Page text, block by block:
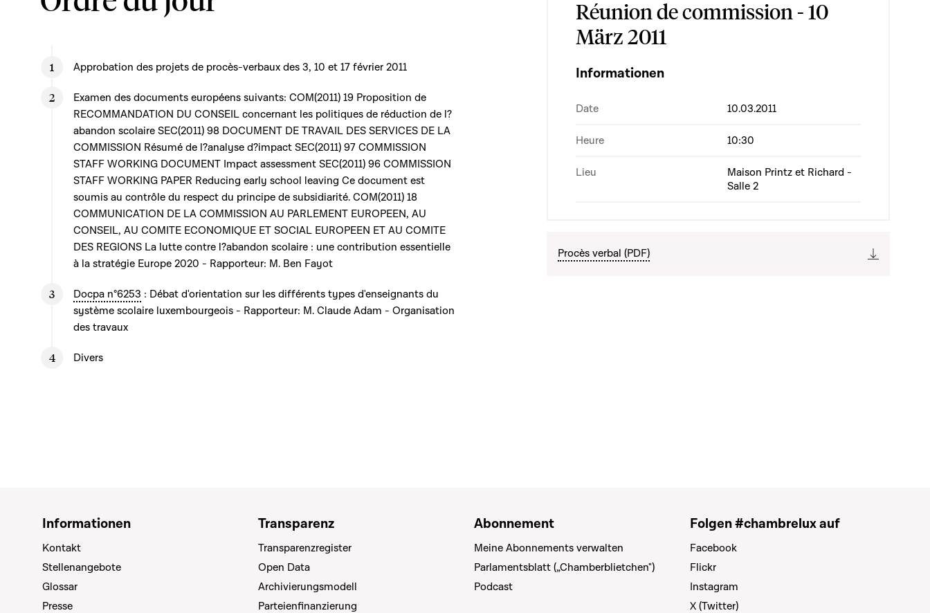
Approbation des projets de procès-verbaux des 3, 10 et 17 février 2011
Examen des documents européens suivants: COM(2011) 19 Proposition de
RECOMMANDATION DU CONSEIL concernant les politiques de réduction de l?
abandon scolaire SEC(2011) 98 DOCUMENT DE TRAVAIL DES SERVICES DE LA
COMMISSION Résumé de l?analyse d?impact SEC(2011) 97 COMMISSION
STAFF WORKING DOCUMENT Impact assessment SEC(2011) 96 COMMISSION
STAFF WORKING PAPER Reducing early school leaving Ce document est
soumis au contrôle du respect du principe de subsidiarité. COM(2011) 18
COMMUNICATION DE LA COMMISSION AU PARLEMENT EUROPEEN, AU
CONSEIL, AU COMITE ECONOMIQUE ET SOCIAL EUROPEEN ET AU COMITE
DES REGIONS La lutte contre l?abandon scolaire : une contribution essentielle
à la stratégie Europe 2020 - Rapporteur: M. Ben Fayot
Docpa n°6253 : Débat d'orientation sur les différents types d'enseignants du
système scolaire luxembourgeois - Rapporteur: M. Claude Adam - Organisation
des travaux
Divers
Réunion de commission - 10
März 2011
Informationen
Date 10.03.2011
Heure 10:30
Lieu
Maison Printz et Richard -
Salle 2
Procès verbal (PDF)
Informationen
Kontakt
Stellenangebote
Glossar
Presse
Transparenz
Transparenzregister
Open Data
Archivierungsmodell
Parteienfinanzierung
Abonnement
Meine Abonnements verwalten
Parlamentsblatt („Chamberblietchen")
Podcast
Folgen #chambrelux auf
Facebook
Flickr
Instagram
X (Twitter)